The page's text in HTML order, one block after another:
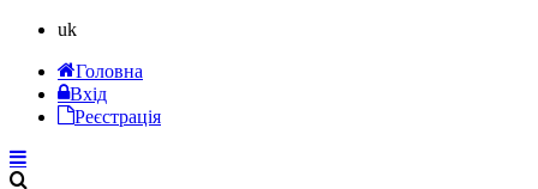
uk
Головна
Вхід
Реєстрація